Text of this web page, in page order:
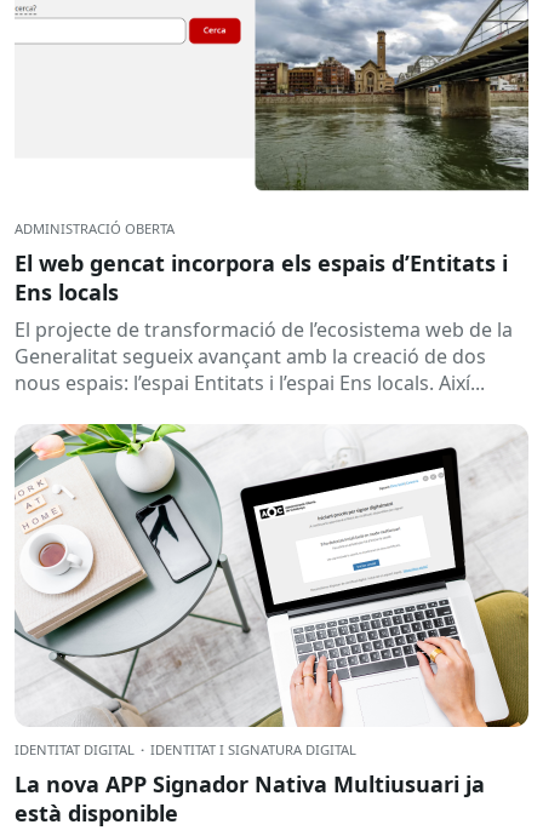
ADMINISTRACIÓ OBERTA
El web gencat incorpora els espais d’Entitats i
Ens locals
El projecte de transformació de l’ecosistema web de la
Generalitat segueix avançant amb la creació de dos
nous espais: l’espai Entitats i l’espai Ens locals. Així...
IDENTITAT DIGITAL · IDENTITAT I SIGNATURA DIGITAL
La nova APP Signador Nativa Multiusuari ja
està disponible